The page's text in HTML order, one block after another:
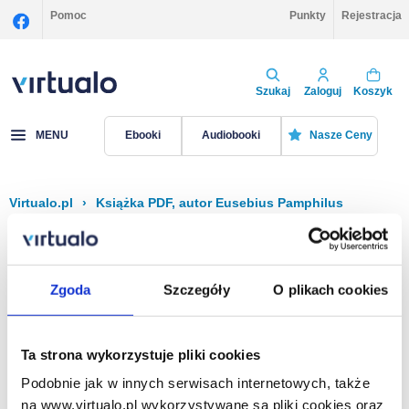
Zgoda Szczegóły O plikach cookies
Ta strona wykorzystuje pliki cookies
Podobnie jak w innych serwisach internetowych, także
na www.virtualo.pl wykorzystywane są pliki cookies oraz
Pomoc Punkty Rejestracja
Szukaj Zaloguj Koszyk
MENU Ebooki Audiobooki Nasze Ceny
Virtualo.pl › Książka PDF, autor Eusebius Pamphilus
Filtruj Sortuj
Na stronie